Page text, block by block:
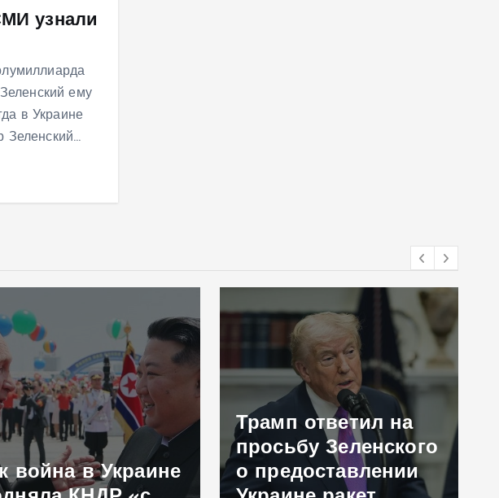
узнали
ему
в Украине
Зеленский…
война в Украине
Трамп ответил на
просьбу Зеленского
о предоставлении